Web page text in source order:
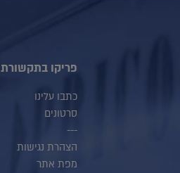
פריקו בתקשורת
כתבו עלינו
סרטונים
---
הצהרת נגישות
מפת אתר